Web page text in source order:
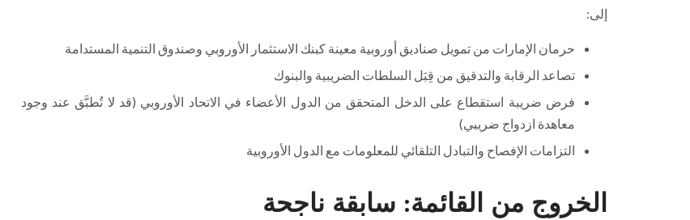
إلى:
حرمان الإمارات من تمويل صناديق أوروبية معينة كبنك الاستثمار الأوروبي وصندوق التنمية المستدامة
تصاعد الرقابة والتدقيق من قِبَل السلطات الضريبية والبنوك
فرض ضريبة استقطاع على الدخل المتحقق من الدول الأعضاء في الاتحاد الأوروبي (قد لا تُطبَّق عند وجود
معاهدة ازدواج ضريبي)
التزامات الإفصاح والتبادل التلقائي للمعلومات مع الدول الأوروبية
الخروج من القائمة: سابقة ناجحة